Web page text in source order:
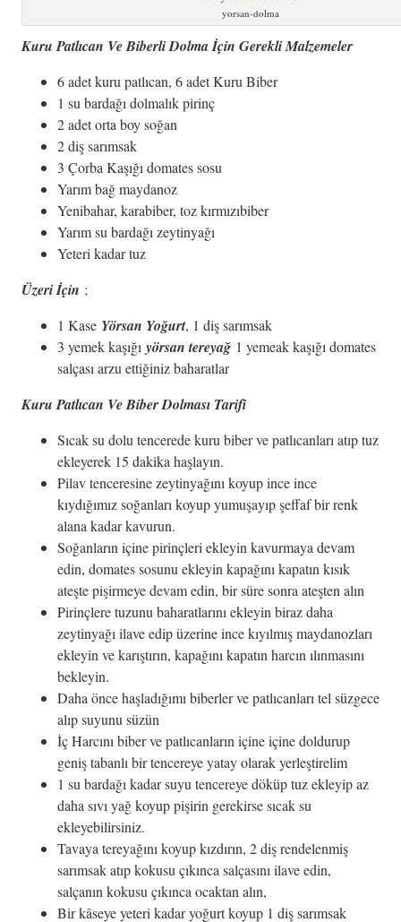
yorsan-dolma
Kuru Patlıcan Ve Biberli Dolma İçin Gerekli Malzemeler
6 adet kuru patlıcan, 6 adet Kuru Biber
1 su bardağı dolmalık pirinç
2 adet orta boy soğan
2 diş sarımsak
3 Çorba Kaşığı domates sosu
Yarım bağ maydanoz
Yenibahar, karabiber, toz kırmızıbiber
Yarım su bardağı zeytinyağı
Yeteri kadar tuz
Üzeri İçin ;
1 Kase Yörsan Yoğurt, 1 diş sarımsak
3 yemek kaşığı yörsan tereyağ 1 yemeak kaşığı domates
salçası arzu ettiğiniz baharatlar
Kuru Patlıcan Ve Biber Dolması Tarifi
Sıcak su dolu tencerede kuru biber ve patlıcanları atıp tuz
ekleyerek 15 dakika haşlayın.
Pilav tenceresine zeytinyağını koyup ince ince
kıydığımız soğanları koyup yumuşayıp şeffaf bir renk
alana kadar kavurun.
Soğanların içine pirinçleri ekleyin kavurmaya devam
edin, domates sosunu ekleyin kapağını kapatın kısık
ateşte pişirmeye devam edin, bir süre sonra ateşten alın
Pirinçlere tuzunu baharatlarını ekleyin biraz daha
zeytinyağı ilave edip üzerine ince kıyılmış maydanozları
ekleyin ve karıştırın, kapağını kapatın harcın ılınmasını
bekleyin.
Daha önce haşladığımı biberler ve patlıcanları tel süzgece
alıp suyunu süzün
İç Harcını biber ve patlıcanların içine içine doldurup
geniş tabanlı bir tencereye yatay olarak yerleştirelim
1 su bardağı kadar suyu tencereye döküp tuz ekleyip az
daha sıvı yağ koyup pişirin gerekirse sıcak su
ekleyebilirsiniz.
Tavaya tereyağını koyup kızdırın, 2 diş rendelenmiş
sarımsak atıp kokusu çıkınca salçasını ilave edin,
salçanın kokusu çıkınca ocaktan alın,
Bir kâseye yeteri kadar yoğurt koyup 1 diş sarımsak